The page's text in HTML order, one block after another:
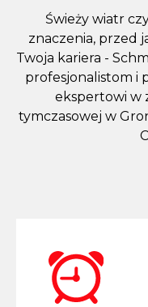
Świeży wiatr
znaczenia, przed
Twoja kariera -
profesjonalistom i
ekspertowi w
tymczasowej w